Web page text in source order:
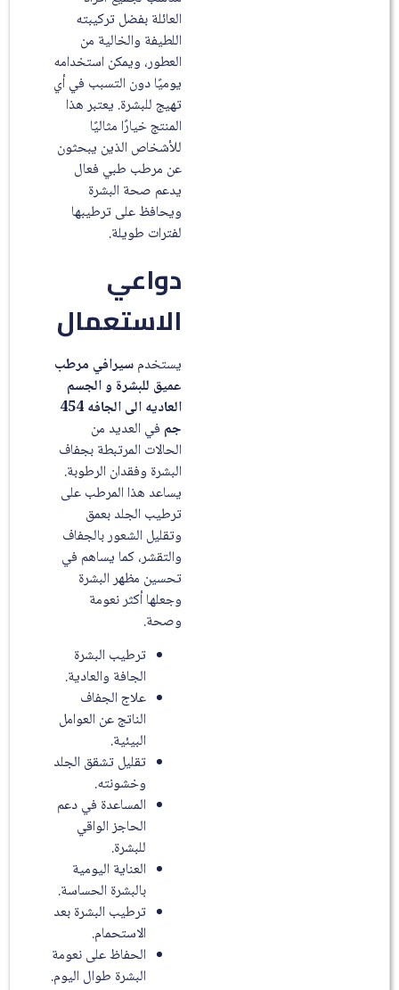
العائلة بفضل تركيبته
اللطيفة والخالية من
العطور، ويمكن استخدامه
يوميًا دون التسبب في أي
تهيج للبشرة. يعتبر هذا
المنتج خيارًا مثاليًا
للأشخاص الذين يبحثون
عن مرطب طبي فعال
يدعم صحة البشرة
ويحافظ على ترطيبها
لفترات طويلة.
دواعي
الاستعمال
يستخدمسيرافي مرطب
عميق للبشرة و الجسم
العاديه الى الجافه 454
في العديد من
الحالات المرتبطة بجفاف
البشرة وفقدان الرطوبة.
يساعد هذا المرطب على
ترطيب الجلد بعمق
وتقليل الشعور بالجفاف
والتقشر، كما يساهم في
تحسين مظهر البشرة
وجعلها أكثر نعومة
وصحة.
ترطيب البشرة
الجافة والعادية.
علاج الجفاف
الناتج عن العوامل
البيئية.
تقليل تشقق الجلد
وخشونته.
المساعدة في دعم
الحاجز الواقي
للبشرة.
العناية اليومية
بالبشرة الحساسة.
ترطيب البشرة بعد
الاستحمام.
الحفاظ على نعومة
البشرة طوال اليوم.